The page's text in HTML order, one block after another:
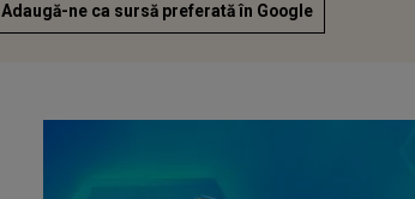
Adaugă-ne ca sursă preferată în Google